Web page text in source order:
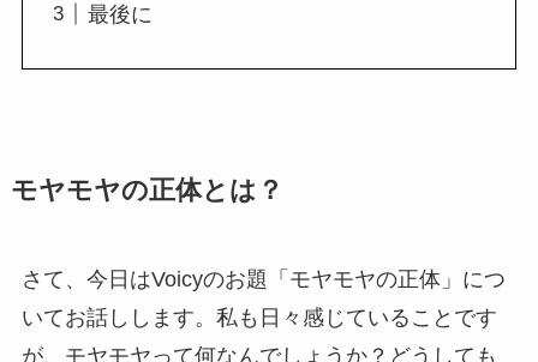
最後に
モヤモヤの正体とは？
さて、今日はVoicyのお題「モヤモヤの正体」につ
いてお話しします。私も日々感じていることです
が、モヤモヤって何なんでしょうか？どうしても